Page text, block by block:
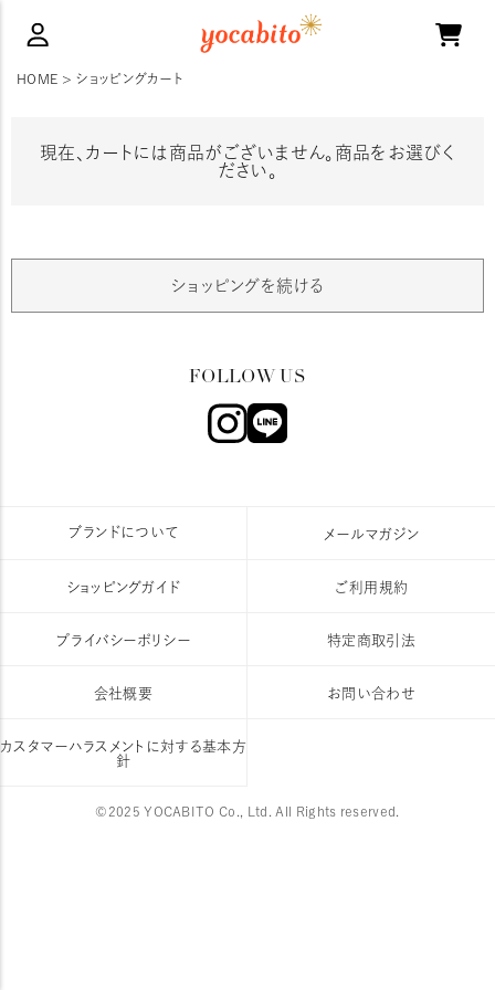
HOME ショッピングカート
現在、カートには商品がございません。商品をお選びく
ださい。
ショッピングを続ける
ブランドについて メールマガジン
ショッピングガイド ご利用規約
プライバシーポリシー 特定商取引法
会社概要 お問い合わせ
カスタマーハラスメントに対する基本方
針
©2025 YOCABITO Co., Ltd. All Rights reserved.